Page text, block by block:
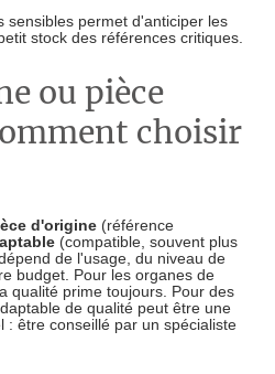
sensibles permet d'anticiper les
stock des références critiques.
ou pièce
choisir
d'origine (référence
(compatible, souvent plus
de l'usage, du niveau de
budget. Pour les organes de
qualité prime toujours. Pour des
de qualité peut être une
: être conseillé par un spécialiste